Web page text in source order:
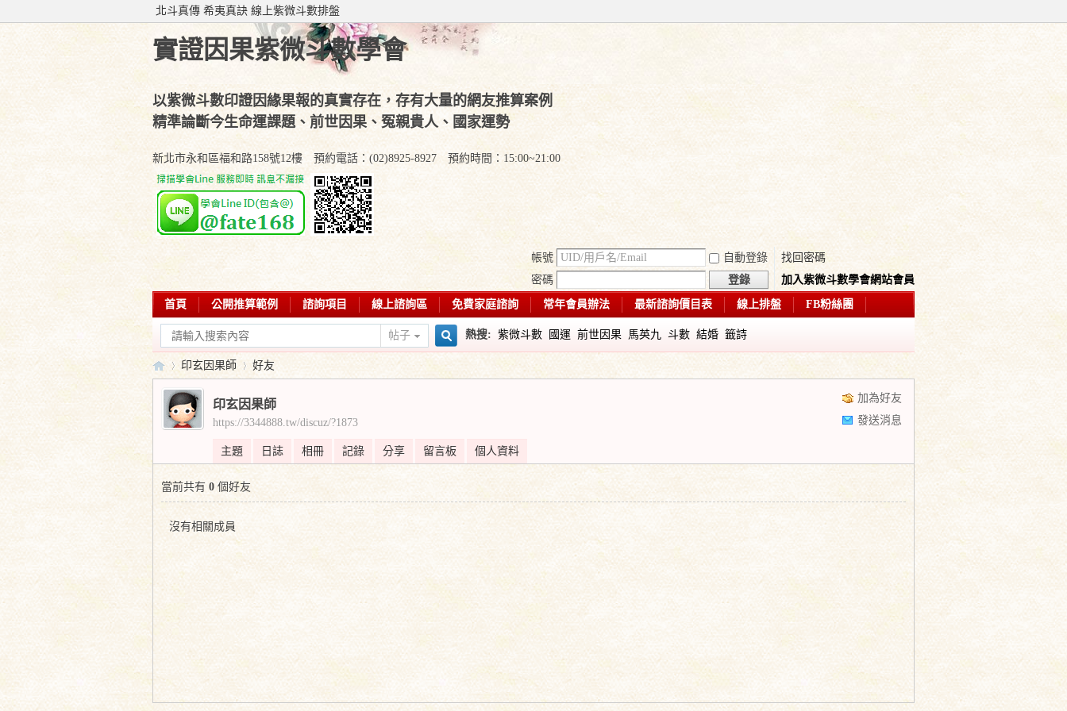
北斗真傳 希夷真訣 線上紫微斗數排盤
實證因果紫微斗數學會
以紫微斗數印證因緣果報的真實存在，存有大量的網友推算案例
精準論斷今生命運課題、前世因果、冤親貴人、國家運勢
新北市永和區福和路158號12樓 預約電話：(02)8925-8927 預約時間：15:00~21:00
帳號 自動登錄
找回密碼
密碼
登錄 加入紫微斗數學會網站會員
首頁 公開推算範例 諮詢項目 線上諮詢區 免費家庭諮詢 常年會員辦法 最新諮詢價目表 線上排盤 FB粉絲團
學會部落專欄 帖子 熱搜: 紫微斗數 國運 前世因果 馬英九 斗數 結婚 籤詩
實
證
›
印玄因果師 好友
加為好友
發送消息
印玄因果師
https://3344888.tw/discuz/?1873
主題 日誌 相冊 記錄 分享 留言板 個人資料
當前共有 0 個好友
沒有相關成員